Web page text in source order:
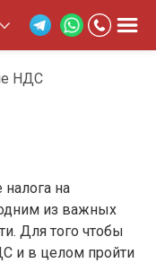
НДС
на
из важных
Для того чтобы
и в целом пройти